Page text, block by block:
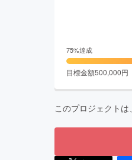
75%達成
目標金額500,000円
このプロジェクトは、